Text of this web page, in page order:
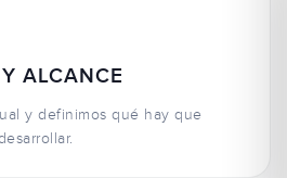
ALCANCE
y definimos qué hay que